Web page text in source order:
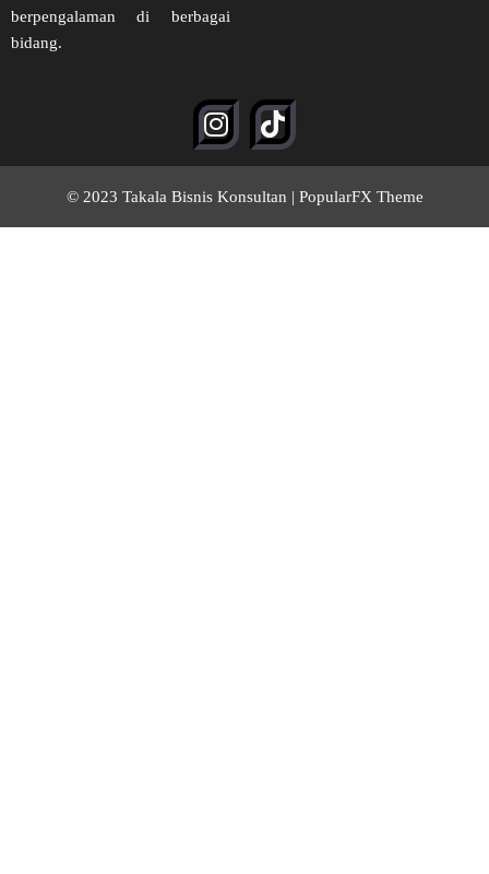
berpengalaman di berbagai
bidang.
© 2023 Takala Bisnis Konsultan | PopularFX Theme